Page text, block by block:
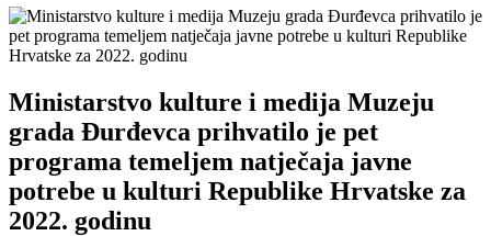
Ministarstvo kulture i medija Muzeju
grada Đurđevca prihvatilo je pet
programa temeljem natječaja javne
potrebe u kulturi Republike Hrvatske za
2022. godinu